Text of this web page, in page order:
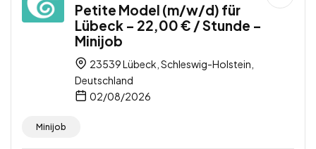
Petite Model (m/w/d) für
Lübeck – 22,00 € / Stunde –
Minijob
23539 Lübeck, Schleswig-Holstein,
Deutschland
02/08/2026
Minijob